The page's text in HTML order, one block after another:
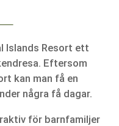
Islands Resort ett
Eftersom
kan man få en
några få dagar.
för barnfamiljer